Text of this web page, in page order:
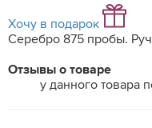
Хочу в подарок
Серебро 875 пробы.
Отзывы о товаре
у данного товара